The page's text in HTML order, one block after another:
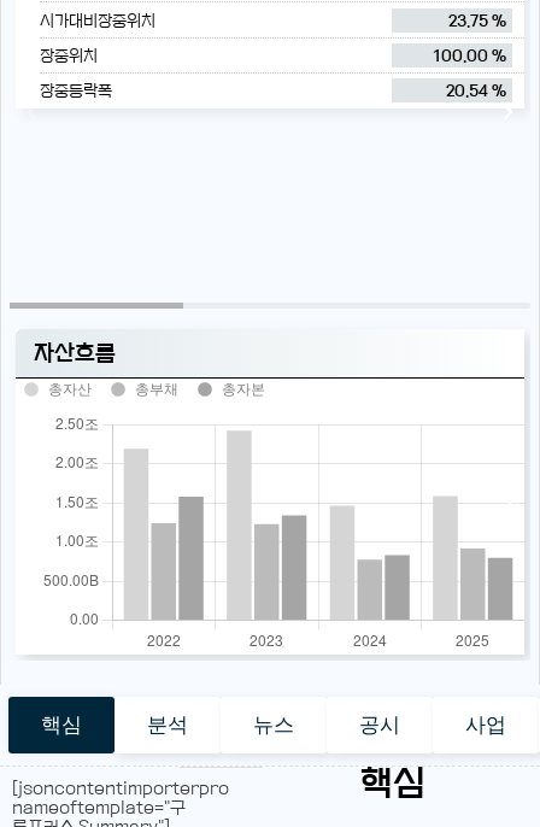
시가대비장중위치
23.75 %
장중위치
100.00 %
장중등락폭
20.54 %
자산흐름
총자산 총부채 총자본
핵심 분석 뉴스 공시 사업
핵심
[jsoncontentimporterpro
nameoftemplate="구